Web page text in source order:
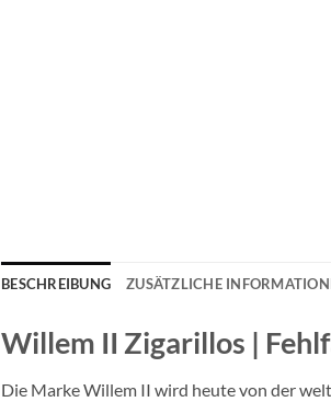
BESCHREIBUNG ZUSÄTZLICHE
Willem II Zigarillos |
Die Marke Willem II wird heute von der